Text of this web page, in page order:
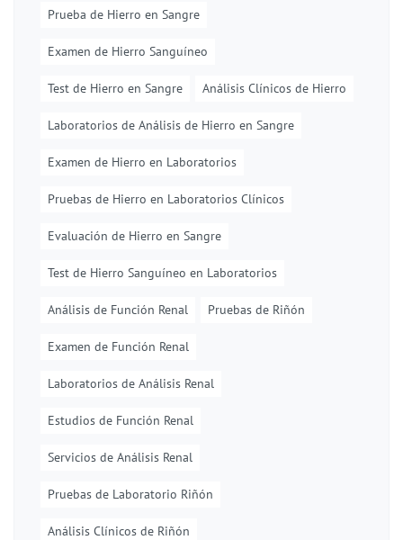
Prueba de Hierro en Sangre
Examen de Hierro Sanguíneo
Test de Hierro en Sangre Análisis Clínicos de Hierro
Laboratorios de Análisis de Hierro en Sangre
Examen de Hierro en Laboratorios
Pruebas de Hierro en Laboratorios Clínicos
Evaluación de Hierro en Sangre
Test de Hierro Sanguíneo en Laboratorios
Análisis de Función Renal Pruebas de Riñón
Examen de Función Renal
Laboratorios de Análisis Renal
Estudios de Función Renal
Servicios de Análisis Renal
Pruebas de Laboratorio Riñón
Análisis Clínicos de Riñón